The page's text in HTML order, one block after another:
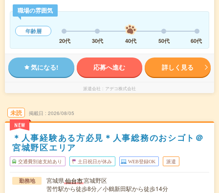
職場の雰囲気
年齢層
20代
30代 40代 50代 60代
気になる! 応募へ進む 詳しく見る
派遣会社 アデコ株式会社
未読
NEW
掲載日 2026/08/05
＊人事経験ある方必見＊人事総務のおシゴト＠
宮城野区エリア
交通費別途支給あり 土日祝日が休み WEB登録OK 派遣
勤務地 宮城県仙台市宮城野区
苦竹駅から徒歩8分／小鶴新田駅から徒歩14分